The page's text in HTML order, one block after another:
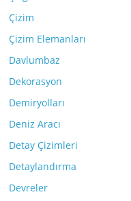
Çizim
Çizim Elemanları
Davlumbaz
Dekorasyon
Demiryolları
Deniz Aracı
Detay Çizimleri
Detaylandırma
Devreler